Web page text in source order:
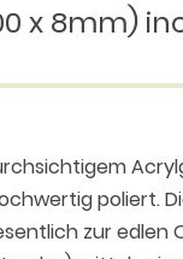
x 8mm)
poliert.
zur edlen